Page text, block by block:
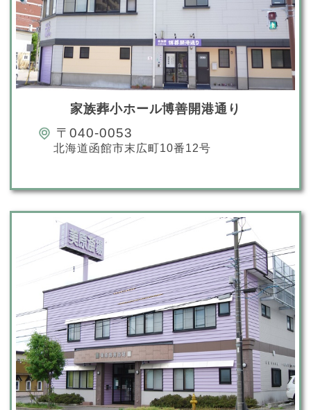
家族葬小ホール博善開港通り
〒040-0053
北海道函館市末広町10番12号